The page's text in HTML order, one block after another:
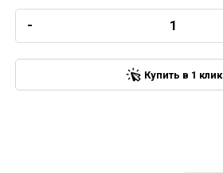
-
Купить в 1 клик